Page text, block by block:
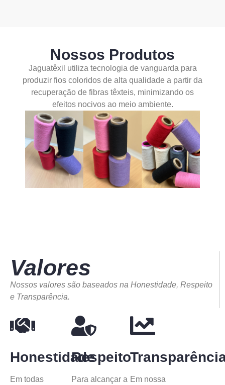
Nossos Produtos
Jaguatêxil utiliza tecnologia de vanguarda para
produzir fios coloridos de alta qualidade a partir da
recuperação de fibras têxteis, minimizando os
efeitos nocivos ao meio ambiente.
Valores
Nossos valores são baseados na Honestidade, Respeito
e Transparência.
Honestidade
Em todas
Respeito
Para alcançar a Em nossa